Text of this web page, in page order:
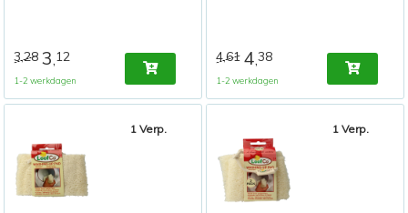
3,28 3,12
1-2 werkdagen
4,61 4,38
1-2 werkdagen
1 Verp. 1 Verp.